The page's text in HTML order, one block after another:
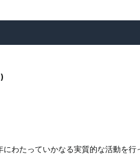
わたっていかなる実質的な活動を